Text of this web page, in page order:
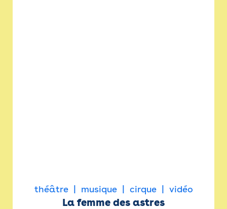
théâtre musique cirque vidéo
La femme des astres